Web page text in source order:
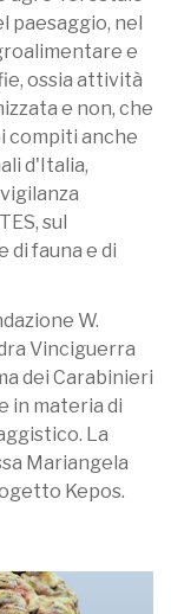
paesaggio, nel
e
ossia attività
e non, che
compiti anche
d'Italia,
sul
di fauna e di
W.
Vinciguerra
dei Carabinieri
in materia di
La
Mariangela
Kepos.